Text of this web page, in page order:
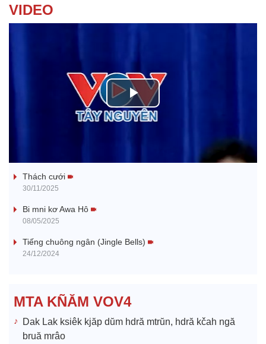
VIDEO
P
a
i
o
Thách cưới
30/11/2025
Bi mni kơ Awa Hô
08/05/2025
Tiếng chuông ngân (Jingle Bells)
24/12/2024
MTA KÑĂM VOV4
Dak Lak ksiêk kjăp dŭm hdră mtrŭn, hdră kčah ngă
bruă mrâo